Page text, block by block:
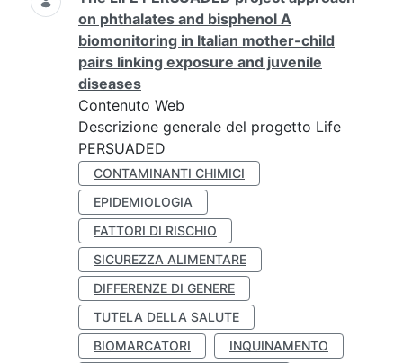
on phthalates and bisphenol A
biomonitoring in Italian mother-child
pairs linking exposure and juvenile
diseases
Contenuto Web
Descrizione generale del progetto Life
PERSUADED
CONTAMINANTI CHIMICI
EPIDEMIOLOGIA
FATTORI DI RISCHIO
SICUREZZA ALIMENTARE
DIFFERENZE DI GENERE
TUTELA DELLA SALUTE
BIOMARCATORI
INQUINAMENTO